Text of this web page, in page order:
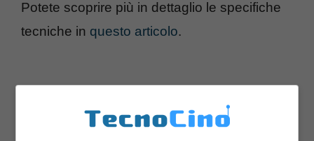
Potete scoprire più in dettaglio le specifiche
tecniche in questo articolo.